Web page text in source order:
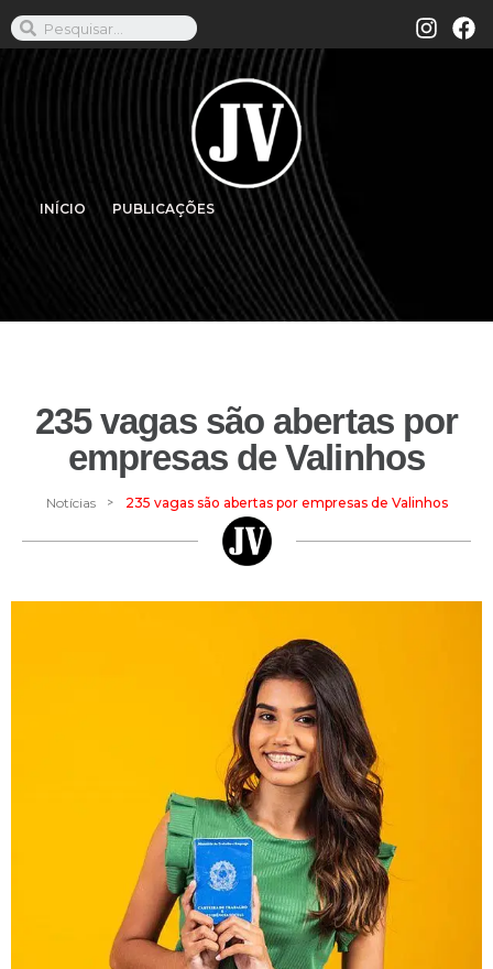
INÍCIO PUBLICAÇÕES
235 vagas são abertas por
empresas de Valinhos
Notícias > 235 vagas são abertas por empresas de Valinhos